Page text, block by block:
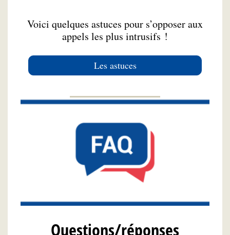
Voici quelques astuces pour s’opposer aux
appels les plus intrusifs !
Les astuces
Questions/réponses